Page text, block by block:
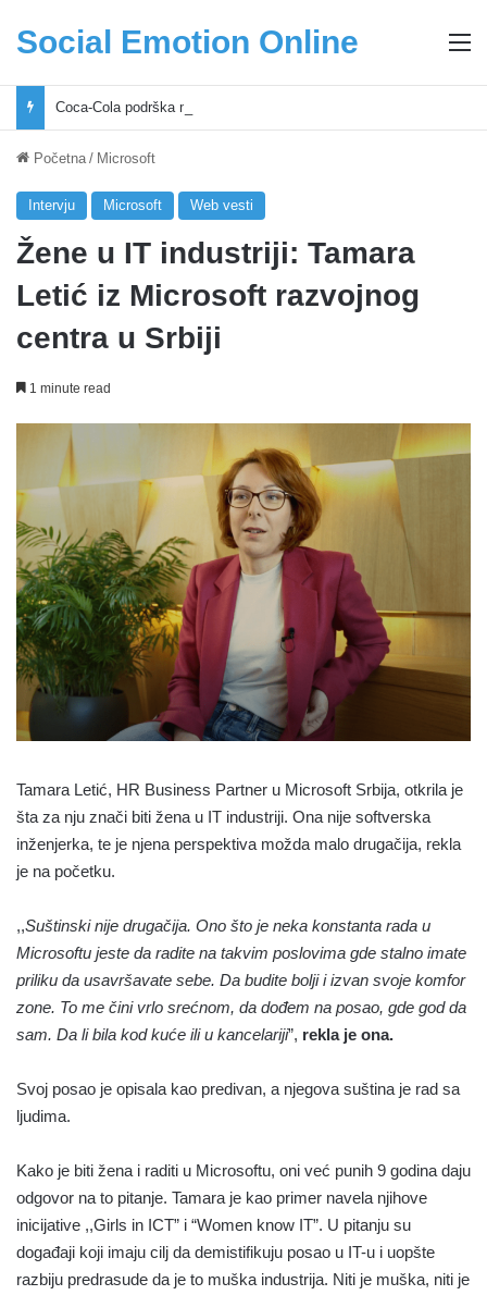
Social Emotion Online
Početna / Microsoft
Intervju Microsoft Web vesti
Žene u IT industriji: Tamara
Letić iz Microsoft razvojnog
centra u Srbiji
1 minute read
Tamara Letić, HR Business Partner u Microsoft Srbija, otkrila je
šta za nju znači biti žena u IT industriji. Ona nije softverska
inženjerka, te je njena perspektiva možda malo drugačija, rekla
je na početku.
,,Suštinski nije drugačija. Ono što je neka konstanta rada u
Microsoftu jeste da radite na takvim poslovima gde stalno imate
priliku da usavršavate sebe. Da budite bolji i izvan svoje komfor
zone. To me čini vrlo srećnom, da dođem na posao, gde god da
sam. Da li bila kod kuće ili u kancelariji”, rekla je ona.
Svoj posao je opisala kao predivan, a njegova suština je rad sa
ljudima.
Kako je biti žena i raditi u Microsoftu, oni već punih 9 godina daju
odgovor na to pitanje. Tamara je kao primer navela njihove
inicijative ,,Girls in ICT” i “Women know IT”. U pitanju su
događaji koji imaju cilj da demistifikuju posao u IT-u i uopšte
razbiju predrasude da je to muška industrija. Niti je muška, niti je